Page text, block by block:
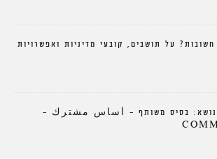
על תושבים, קובעי מדיניות ואפשרויות
בנושא: בסיס משותף – أساس مشترك –